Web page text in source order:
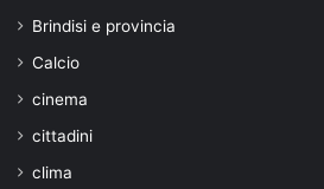
Brindisi e provincia
Calcio
cinema
cittadini
clima